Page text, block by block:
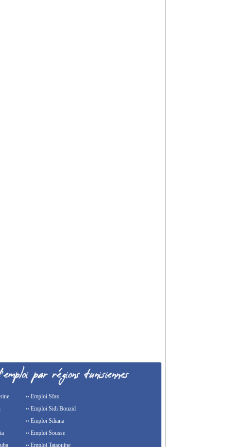
›› Emploi Sfax
›› Emploi Sidi Bouzid
›› Emploi Siliana
›› Emploi Sousse
›› Emploi Tataouine